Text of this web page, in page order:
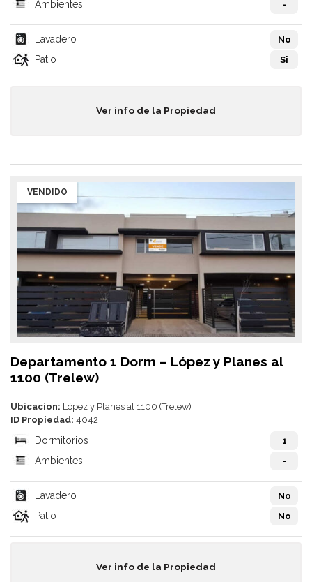
Ambientes -
Lavadero No
Patio Si
Ver info de la Propiedad
VENDIDO
Departamento 1 Dorm – López y Planes al
1100 (Trelew)
Ubicacion: López y Planes al 1100 (Trelew)
ID Propiedad: 4042
Dormitorios 1
Ambientes -
Lavadero No
Patio No
Ver info de la Propiedad